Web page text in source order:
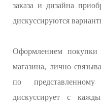
заказа и дизайна
дискуссируются
Оформлением покупки
магазина, лично
по
дискуссирует с